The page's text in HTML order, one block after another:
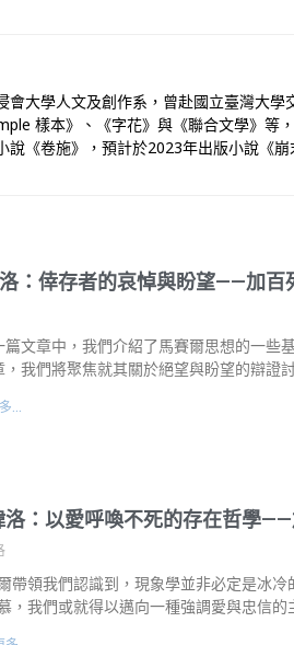
會大學人文及創作系，曾赴國立臺灣大
樣本》、《字花》與《聯合文學》
《卷施》，預計於2023年出版小說《崩
：倖存者的哀悼與盼望——加百
篇文章中，我們介紹了馬賽爾思想的一些
，我們將聚焦就其關於絕望與盼望的辯證
...
洛：以愛呼喚不死的存在哲學——
帶領我們認識到，現象學並非必定是冰
，我們或就得以邁向一種強調愛與忠信的